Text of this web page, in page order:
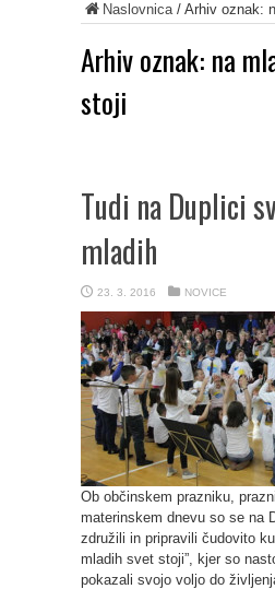
Naslovnica/ Arhiv oznak:
Arhiv oznak: na
stoji
Tudi na Duplici
mladih
23. 3. 2016 NOVICE
Ob občinskem prazniku,
materinskem dnevu so se na
združili in pripravili čudovito
mladih svet stoji”, kjer so
pokazali svojo voljo do